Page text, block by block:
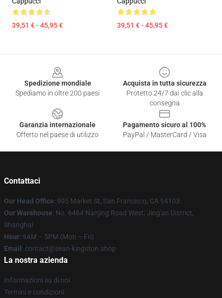
39,51 € - 45,95 € 39,51 € - 45,95 €
Spedizione mondiale
Spediamo in oltre 200 paesi
Acquista in tutta sicurezza
Protetto 24/7 dai clic alla
consegna
Garanzia internazionale
Offerto nel paese di utilizzo
Pagamento sicuro al 100%
PayPal / MasterCard / Visa
Contattaci
Our Head Office: 995 Market St, San Francisco, CA 94103
Our Warehouse: No. 6464 Nanjing Road West, Jing'an District,
Shanghai
Hour: 9AM – 5PM (Mon – Fri)
Email : contact@sean-kingston.shop
La nostra azienda
Informazioni su di noi
Termini e condizioni